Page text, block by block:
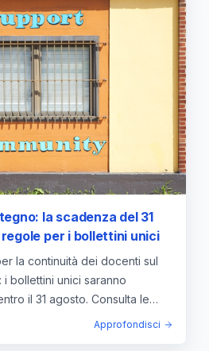
la scadenza del 31
per i bollettini unici
la continuità dei docenti sul
bollettini unici saranno
il 31 agosto. Consulta le
Approfondisci